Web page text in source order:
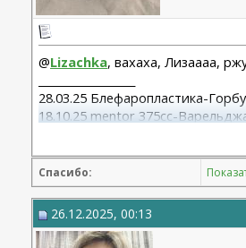
@Lizachka, вахаха, Лизаааа,
28.03.25 Блефаропластика-
18.10.25 mentor 375cc-
Спасибо:
26.12.2025, 00:13